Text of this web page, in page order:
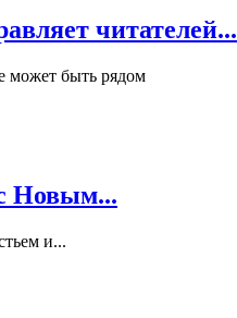
читателей...
может быть рядом
Новым...
и...